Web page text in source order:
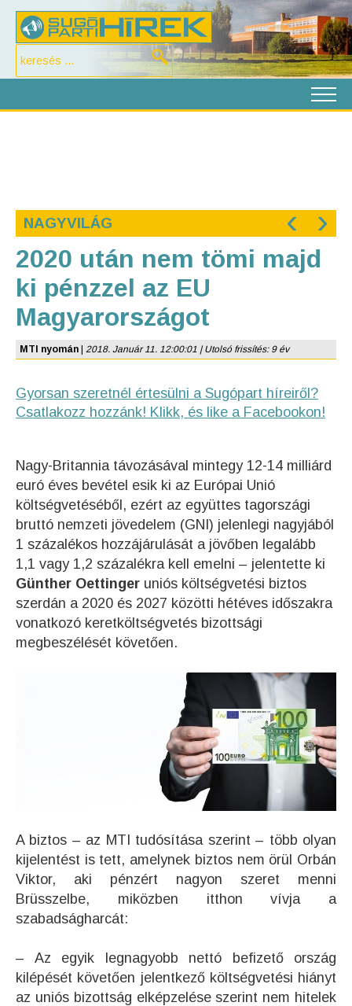
NAGYVILÁG ‹ ›
2020 után nem tömi majd
ki pénzzel az EU
Magyarországot
MTI nyomán 2018. Január 11. 12:00:01 | Utolsó frissítés: 9 év
Gyorsan szeretnél értesülni a Sugópart híreiről?
Csatlakozz hozzánk! Klikk, és like a Facebookon!
Nagy-Britannia távozásával mintegy 12-14 milliárd
euró éves bevétel esik ki az Európai Unió
költségvetéséből, ezért az együttes tagországi
bruttó nemzeti jövedelem (GNI) jelenlegi nagyjából
1 százalékos hozzájárulását a jövőben legalább
1,1 vagy 1,2 százalékra kell emelni – jelentette ki
Günther Oettinger uniós költségvetési biztos
szerdán a 2020 és 2027 közötti hétéves időszakra
vonatkozó keretköltségvetés bizottsági
megbeszélését követően.
A biztos – az MTI tudósítása szerint – több olyan
kijelentést is tett, amelynek biztos nem örül Orbán
Viktor, aki pénzért nagyon szeret menni
Brüsszelbe, miközben itthon vívja a
szabadságharcát:
– Az egyik legnagyobb nettó befizető ország
kilépését követően jelentkező költségvetési hiányt
az uniós bizottság elképzelése szerint nem hitelek